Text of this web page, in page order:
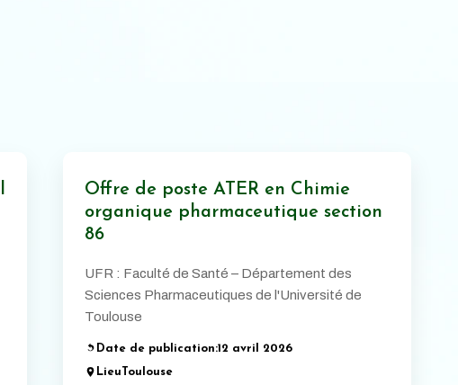
Offre de poste ATER en Chimie
organique pharmaceutique section
86
UFR : Faculté de Santé – Département des
Sciences Pharmaceutiques de l'Université de
Toulouse
Date de publication:12 avril 2026
LieuToulouse